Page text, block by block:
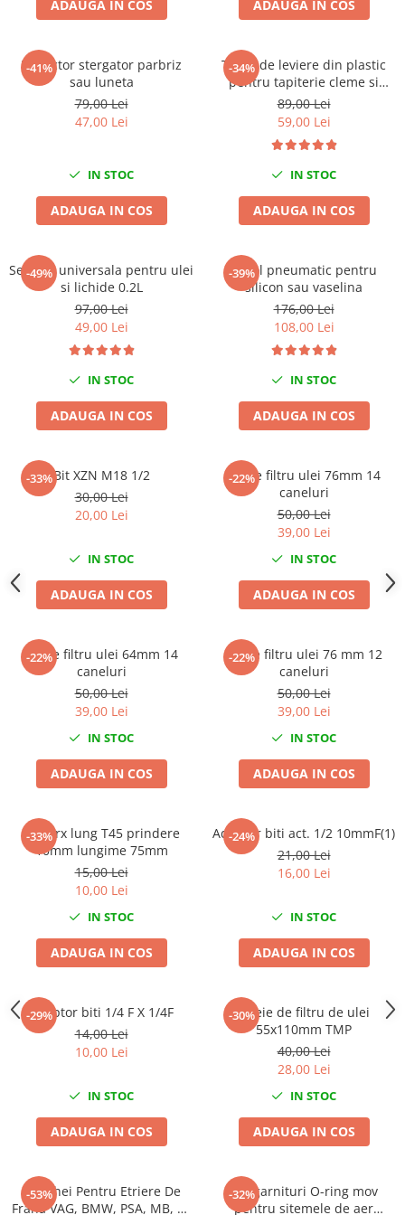
Chei Dinamometrice
Gresoare
Reparat Filete
Scule Electrice
Aspiratoare industriale
Lampi si Lanterne
Masini de insurubat si gaurit
Masini de polishat
Pistoale aer cald
Pistoale electrice de impact
Polizoare unghiulare
Scule fixare distributie
Audi
Bmw
Dacia
Jaguar
Jeep
Mercedes
Nissan
Opel
Saab
Seat
Suzuki
Universale
Volkswagen
Scule pentru tinichigerie
Scule Pneumatice
Alte scule pneumatice
Chei cu clichet
ADAUGA IN COS ADAUGA IN COS
-41%
Extractor stergator parbriz
sau luneta
79,00 Lei
47,00 Lei
IN STOC
ADAUGA IN COS
-34%
Trusa de leviere din plastic
pentru tapiterie cleme si
panouri auto 11 piese
89,00 Lei
59,00 Lei
IN STOC
ADAUGA IN COS
-49%
Seringa universala pentru ulei
si lichide 0.2L
97,00 Lei
49,00 Lei
IN STOC
ADAUGA IN COS
-39%
Pistol pneumatic pentru
silicon sau vaselina
176,00 Lei
108,00 Lei
IN STOC
ADAUGA IN COS
-33%Bit XZN M18 1/2
30,00 Lei
20,00 Lei
IN STOC
ADAUGA IN COS
-22%
Cheie filtru ulei 76mm 14
caneluri
50,00 Lei
39,00 Lei
IN STOC
ADAUGA IN COS
-22%
Cheie filtru ulei 64mm 14
caneluri
50,00 Lei
39,00 Lei
IN STOC
ADAUGA IN COS
-22%
Cheie filtru ulei 76 mm 12
caneluri
50,00 Lei
39,00 Lei
IN STOC
ADAUGA IN COS
-33%
Bit torx lung T45 prindere
10mm lungime 75mm
15,00 Lei
10,00 Lei
IN STOC
ADAUGA IN COS
-24%
Adaptor biti act. 1/2 10mmF(1)
21,00 Lei
16,00 Lei
IN STOC
ADAUGA IN COS
-29%
Adaptor biti 1/4 F X 1/4F
14,00 Lei
10,00 Lei
IN STOC
ADAUGA IN COS
-30%
Cheie de filtru de ulei
55x110mm TMP
40,00 Lei
28,00 Lei
IN STOC
ADAUGA IN COS
-53%
Set Chei Pentru Etriere De
Frana VAG, BMW, PSA, MB, 11
-32%
Set garnituri O-ring mov
pentru sitemele de aer